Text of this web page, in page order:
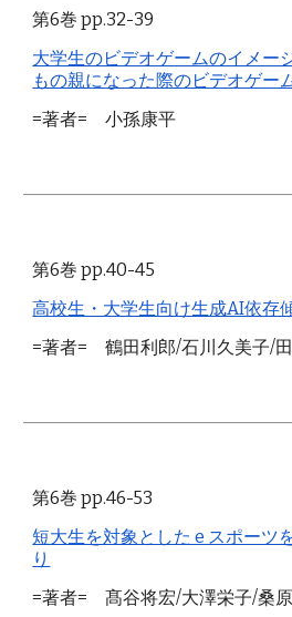
第6巻 pp.32-39
大学生のビデオゲームのイメー
もの親になった際のビデオゲー
=著者= 小孫康平
第6巻 pp.40-45
高校生・大学生向け生成AI依存
=著者= 鶴田利郎/石川久美子/
第6巻 pp.46-53
短大生を対象とした e スポーツ
り
=著者= 髙谷将宏/大澤栄子/桑